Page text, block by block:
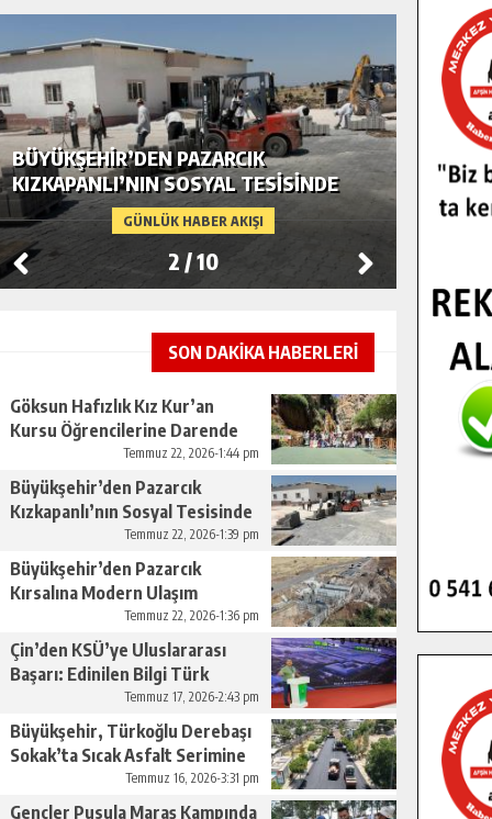
GÜNLÜK HABER AKIŞI
BÜYÜKŞEHIR’DEN PAZARCIK
KIZKAPANLI’NIN SOSYAL TESISINDE
ÇEVRE DÜZENLEMESI.
2 /10
SON DAKİKA HABERLERİ
Göksun Hafızlık Kız Kur’an
Kursu Öğrencilerine Darende
Temmuz 22, 2026-1:44 pm
Büyükşehir’den Pazarcık
Kızkapanlı’nın Sosyal Tesisinde
Çevre Düzenlemesi.Temmuz 22, 2026-1:39 pm
Büyükşehir’den Pazarcık
Kırsalına Modern Ulaşım
Temmuz 22, 2026-1:36 pm
Çin’den KSÜ’ye Uluslararası
Başarı: Edinilen Bilgi Türk
Tarımına Katkı Sağlayacak.
Temmuz 17, 2026-2:43 pm
Büyükşehir, Türkoğlu Derebaşı
Sokak’ta Sıcak Asfalt Serimine
Temmuz 16, 2026-3:31 pm
Gençler Pusula Maraş Kampında